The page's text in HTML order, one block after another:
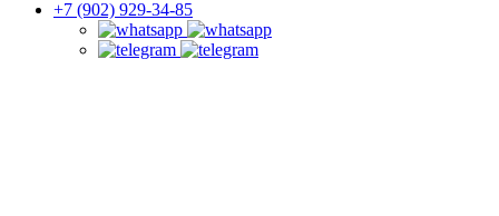
+7 (902) 929-34-85